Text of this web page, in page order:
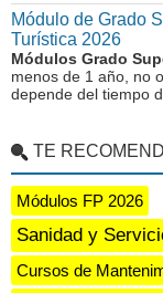
Módulo de Grado
Turística 2026
Módulos Grado
menos de 1 año, no
depende del tiempo
TE
Módulos FP 2026
Sanidad y
Cursos de